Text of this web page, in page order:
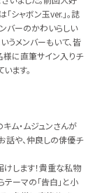
シャボン玉ver.」。誌
バーのかわいらしい
うメンバーもいて、皆
様に直筆サイン入りチ
ます。
ム・ムジュンさんが
話や、仲良しの俳優チ
けします！貴重な私物
ーマの「告白」と小